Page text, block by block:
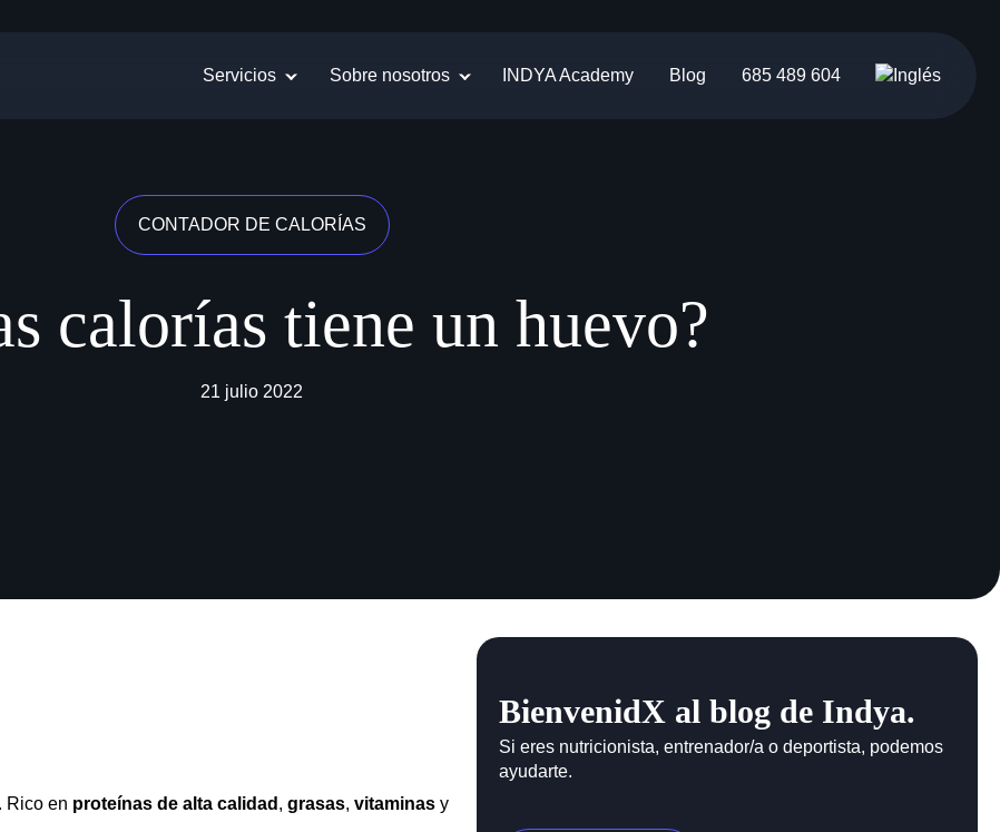
Servicios Sobre nosotros INDYA Academy Blog 685 489 604
CONTADOR DE CALORÍAS
calorías tiene un huevo?
21 julio 2022
. Rico en proteínas de alta calidad , grasas, vitaminas y
BienvenidX al blog de Indya.
Si eres nutricionista, entrenador/a o deportista, podemos
ayudarte.